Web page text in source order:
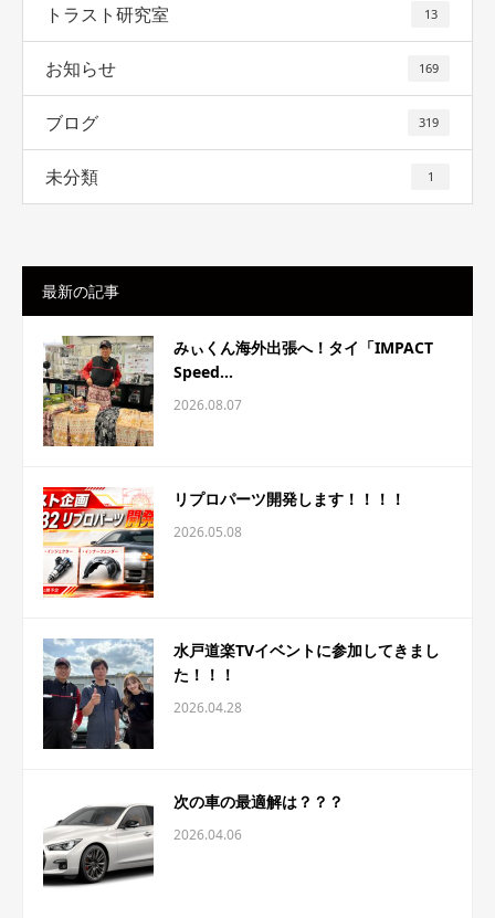
トラスト研究室 13
お知らせ 169
ブログ 319
未分類 1
最新の記事
みぃくん海外出張へ！タイ「IMPACT
Speed...
2026.08.07
リプロパーツ開発します！！！！
2026.05.08
水戸道楽TVイベントに参加してきまし
た！！！
2026.04.28
次の車の最適解は？？？
2026.04.06